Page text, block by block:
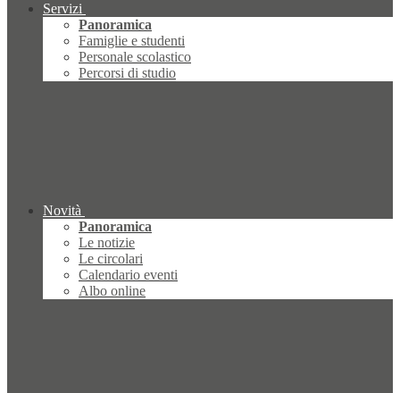
Servizi
Panoramica
Famiglie e studenti
Personale scolastico
Percorsi di studio
Novità
Panoramica
Le notizie
Le circolari
Calendario eventi
Albo online